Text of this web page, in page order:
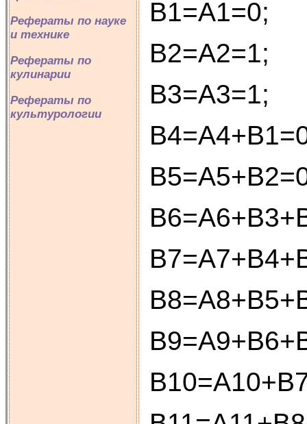
Рефераты по науке
и технике
Рефераты по
кулинарии
Рефераты по
культурологии
В1=А1=0;
В2=А2=1;
В3=А3=1;